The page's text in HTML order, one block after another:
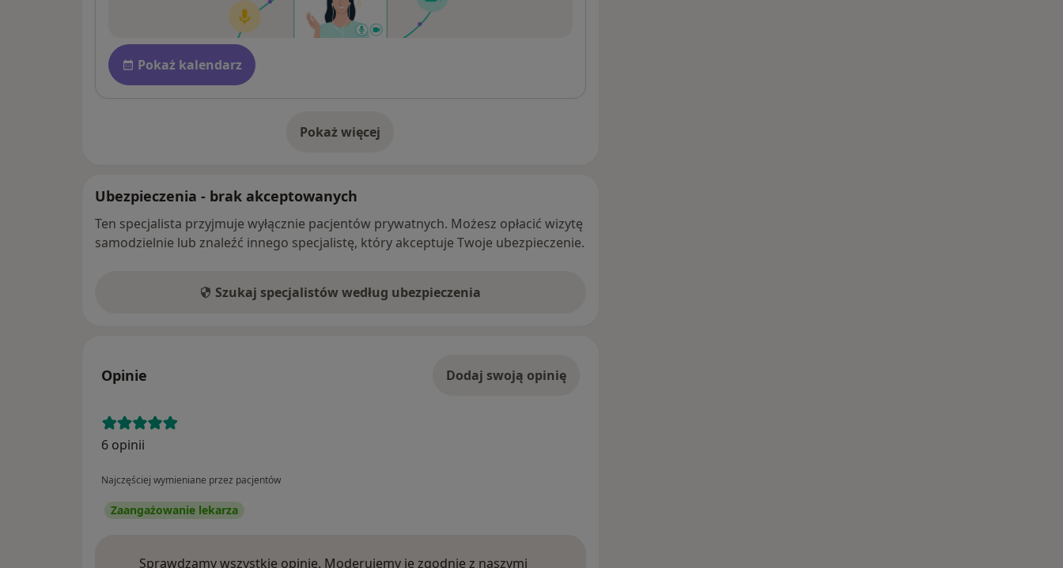
Dostępność
Pokaż kalendarz
Pokaż więcej
o adresie
Ubezpieczenia - brak akceptowanych
Ten specjalista przyjmuje wyłącznie pacjentów prywatnych. Możesz opłacić wizytę
samodzielnie lub znaleźć innego specjalistę, który akceptuje Twoje ubezpieczenie.
Szukaj specjalistów według ubezpieczenia
Opinie Dodaj swoją opinię
6 opinii
Najczęściej wymieniane przez pacjentów
Zaangażowanie lekarza
Sprawdzamy wszystkie opinie. Moderujemy je zgodnie z naszymi